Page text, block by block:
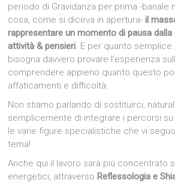
periodo di Gravidanza per prima -banale
cosa, come si diceva in apertura-il
rappresentare un momento di pausa dalla
attività & pensieri. E per quanto
bisogna davvero provare l’esperienza
comprendere appieno quanto questo
affaticamenti e difficoltà.
Non stiamo parlando di sostituirci,
semplicemente di integrare i percorsi
le varie figure specialistiche che vi
tema!
Anche qui il lavoro sarà più concentrato
energetici, attraverso Reflessologia e